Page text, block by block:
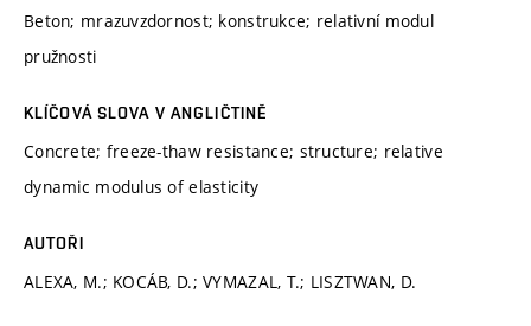
Beton; mrazuvzdornost; konstrukce; relativní modul
pružnosti
KLÍČOVÁ SLOVA V ANGLIČTINĚ
Concrete; freeze-thaw resistance; structure; relative
dynamic modulus of elasticity
AUTOŘI
ALEXA, M.; KOCÁB, D.; VYMAZAL, T.; LISZTWAN, D.